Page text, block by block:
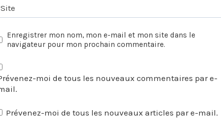
Site
Enregistrer mon nom, mon e-mail et mon site dans le
navigateur pour mon prochain commentaire.
moi de tous les nouveaux commentaires par e-
Prévenez-moi de tous les nouveaux articles par e-mail.